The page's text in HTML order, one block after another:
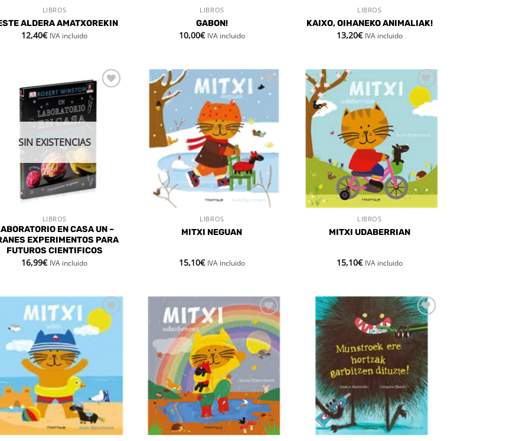
VISTA RÁPIDA
LIBROS
ALDERA AMATXOREKIN
12,40€ IVA incluido
VISTA RÁPIDA
LIBROS
GABON!
10,00€ IVA incluido
VISTA RÁPIDA
LIBROS
KAIXO, OIHANEKO ANIMALIAK!
13,20€ IVA incluido
deseos
VISTA RÁPIDA
SIN EXISTENCIAS
LIBROS
EN CASA UN –
EXPERIMENTOS PARA
FUTUROS CIENTIFICOS
16,99€ IVA incluido
Añadir
a la
deseos
VISTA RÁPIDA
LIBROS
MITXI NEGUAN
15,10€ IVA incluido
Añadir
a la
lista de
VISTA RÁPIDA
LIBROS
MITXI UDABERRIAN
15,10€ IVA incluido
Añadir
a la
Añadir
a la
lista de
deseos
Añadir
a la
lista de